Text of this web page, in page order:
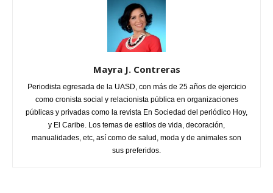
Mayra J. Contreras
Periodista egresada de la UASD, con más de 25 años de ejercicio
como cronista social y relacionista pública en organizaciones
públicas y privadas como la revista En Sociedad del periódico Hoy,
y El Caribe. Los temas de estilos de vida, decoración,
manualidades, etc, así como de salud, moda y de animales son
sus preferidos.